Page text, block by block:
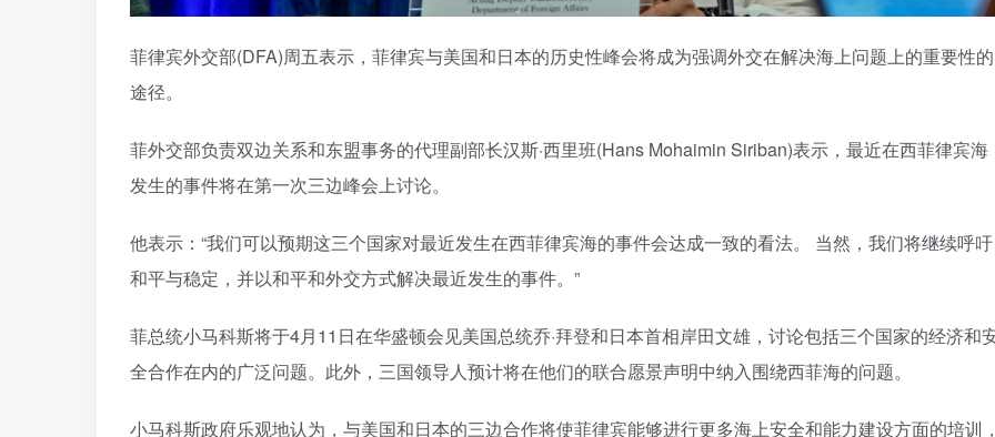
菲律宾外交部(DFA)周五表示，菲律宾与美国和日本的历史性峰会将成为强调外交在解决海上问题上的重要性的
途径。
菲外交部负责双边关系和东盟事务的代理副部长汉斯·西里班(Hans Mohaimin Siriban)表示，最近在西菲律宾海
发生的事件将在第一次三边峰会上讨论。
他表示：“我们可以预期这三个国家对最近发生在西菲律宾海的事件会达成一致的看法。 当然，我们将继续呼吁
和平与稳定，并以和平和外交方式解决最近发生的事件。”
菲总统小马科斯将于4月11日在华盛顿会见美国总统乔·拜登和日本首相岸田文雄，讨论包括三个国家的经济和
全合作在内的广泛问题。此外，三国领导人预计将在他们的联合愿景声明中纳入围绕西菲海的问题。
小马科斯政府乐观地认为，与美国和日本的三边合作将使菲律宾能够进行更多海上安全和能力建设方面的培训